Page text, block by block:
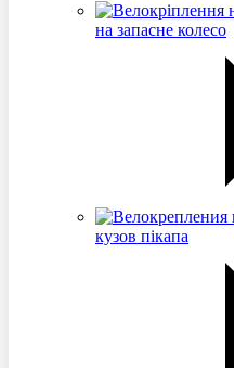
на запасне колесо
кузов пікапа